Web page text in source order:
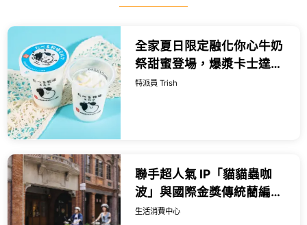
全家夏日限定融化你心牛奶
祭甜蜜登場，爆漿卡士達泡
芙、雪糕界的香濃天花板與
特派員 Trish
聯手超人氣 IP「貓貓蟲咖
波」與國際金獎傳統藺編，
WeMo打造今夏最香、最具
生活消費中心